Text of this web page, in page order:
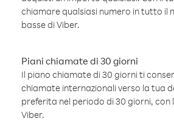
chiamare qualsiasi numero in tutto il
basse di Viber.
Piani chiamate di 30 giorni
Il piano chiamate di 30 giorni ti
chiamate internazionali verso la tua
preferita nel periodo di 30 giorni, con
Viber.